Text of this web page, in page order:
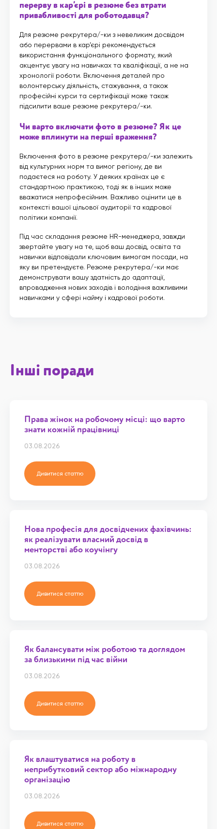
перерву в кар’єрі в резюме без втрати
привабливості для роботодавця?
Для резюме рекрутера/-ки з невеликим досвідом
або перервами в кар’єрі рекомендується
використання функціонального формату, який
акцентує увагу на навичках та кваліфікації, а не на
хронології роботи. Включення деталей про
волонтерську діяльність, стажування, а також
професійні курси та сертифікації може також
підсилити ваше резюме рекрутера/-ки.
Чи варто включати фото в резюме? Як це
може вплинути на перші враження?
Включення фото в резюме рекрутера/-ки залежить
від культурних норм та вимог регіону, де ви
подаєтеся на роботу. У деяких країнах це є
стандартною практикою, тоді як в інших може
вважатися непрофесійним. Важливо оцінити це в
контексті вашої цільової аудиторії та кадрової
політики компанії.
Під час складання резюме HR-менеджера, завжди
звертайте увагу на те, щоб ваш досвід, освіта та
навички відповідали ключовим вимогам посади, на
яку ви претендуєте. Резюме рекрутера/-ки має
демонструвати вашу здатність до адаптації,
впровадження нових заходів і володіння важливими
навичками у сфері найму і кадрової роботи.
Інші поради
Права жінок на робочому місці: що варто
знати кожній працівниці
03.08.2026
Дивитися статтю
Нова професія для досвідчених фахівчинь:
як реалізувати власний досвід в
менторстві або коучінгу
03.08.2026
Дивитися статтю
Як балансувати між роботою та доглядом
за близькими під час війни
03.08.2026
Дивитися статтю
Як влаштуватися на роботу в
неприбутковий сектор або міжнародну
організацію
03.08.2026
Дивитися статтю